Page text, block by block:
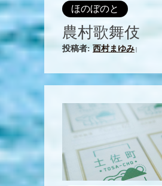
ほのぼのと
農村歌舞伎
投稿者:西村まゆみ